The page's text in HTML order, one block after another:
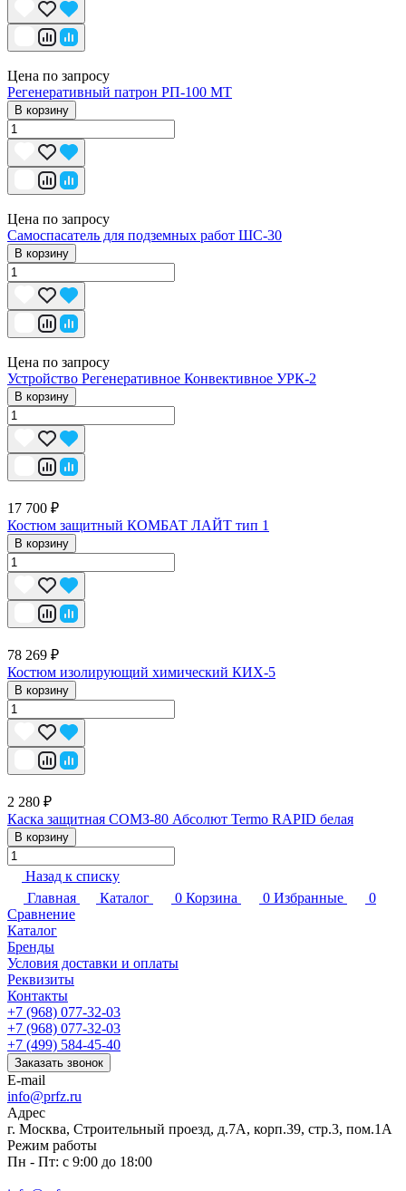
Цена по запросу
Регенеративный патрон РП-100 МТ
В корзину
Цена по запросу
Самоспасатель для подземных работ ШС-30
В корзину
Цена по запросу
Устройство Регенеративное Конвективное УРК-2
В корзину
17 700 ₽
Костюм защитный КОМБАТ ЛАЙТ тип 1
В корзину
78 269 ₽
Костюм изолирующий химический КИХ-5
В корзину
2 280 ₽
Каска защитная СОМЗ-80 Абсолют Termo RAPID белая
В корзину
Назад к списку
Главная
Каталог 0 Корзина 0 Избранные
0
Сравнение
Каталог
Бренды
Условия доставки и оплаты
Реквизиты
Контакты
+7 (968) 077-32-03
+7 (968) 077-32-03
+7 (499) 584-45-40
Заказать звонок
E-mail
info@prfz.ru
Адрес
г. Москва, Строительный проезд, д.7А, корп.39, стр.3, пом.1А
Режим работы
Пн - Пт: с 9:00 до 18:00